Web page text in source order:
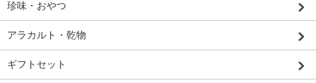
珍味・おやつ
アラカルト・乾物
ギフトセット